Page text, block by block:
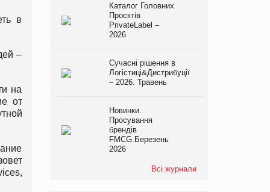
в
–
на
от
Каталог Головних
Проєктів
PrivateLabel –
2026
Сучасні рішення в
Логістиці&Дистрибуції
– 2026. Травень
Новинки.
Просування
брендів
FMCG.Березень
2026
Всі журнали